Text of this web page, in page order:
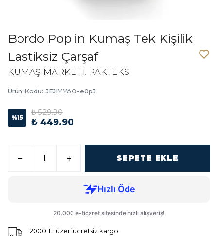
Bordo Poplin Kumaş Tek Kişilik
Lastiksiz Çarşaf
KUMAŞ MARKETİ, PAKTEKS
Ürün Kodu: JEJIYYAO-e0pJ
%15
₺ 529.90
₺ 449.90
SEPETE EKLE
2000 TL üzeri ücretsiz kargo